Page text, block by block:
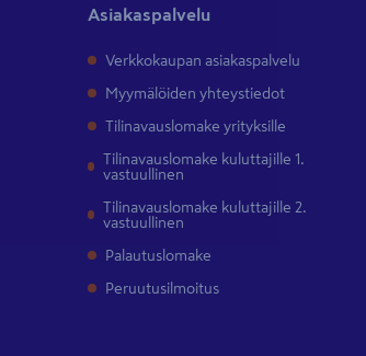
Asiakaspalvelu
Verkkokaupan asiakaspalvelu
Myymälöiden yhteystiedot
Tilinavauslomake yrityksille
Tilinavauslomake kuluttajille 1.
vastuullinen
Tilinavauslomake kuluttajille 2.
vastuullinen
Palautuslomake
Peruutusilmoitus